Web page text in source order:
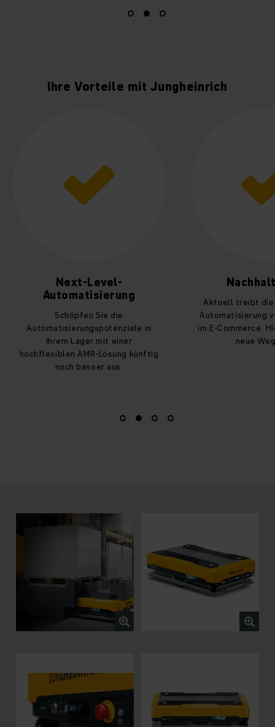
Ihre Vorteile mit Jungheinrich
Nachhaltigkeit
Aktuell treibt die Pandemie die
Automatisierung voran, vor allem
im E-Commerce. Hier zeigen AMRs
neue Wege auf.
Mit ausgereiften
Hersteller-
kompletten
wir Ihnen die